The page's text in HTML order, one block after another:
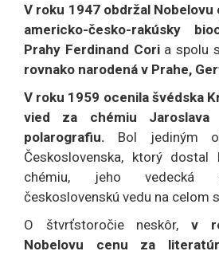
V roku 1947 obdržal
americko-česko-rakúsky
Prahy Ferdinand Cori a spolu
rovnako narodená v Prahe,
V roku 1959 ocenila švédska
vied za chémiu Jaroslava
polarografiu. Bol jediným
Československa, ktorý dostal
chémiu, jeho vedecká
československú vedu na celom
O štvrťstoročie neskôr, v
Nobelovu cenu za